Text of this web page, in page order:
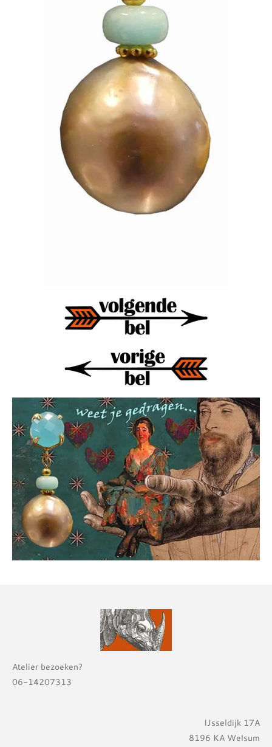
Atelier bezoeken?
06-14207313
IJsseldijk 17A
8196 KA Welsum